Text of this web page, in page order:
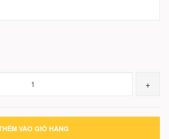
+
VÀO GIỎ HÀNG